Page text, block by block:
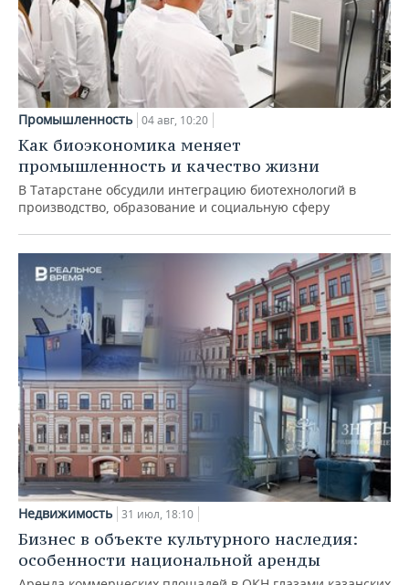
Промышленность 04 авг, 10:20
Как биоэкономика меняет
промышленность и качество жизни
В Татарстане обсудили интеграцию биотехнологий в
производство, образование и социальную сферу
Недвижимость 31 июл, 18:10
Бизнес в объекте культурного наследия:
особенности национальной аренды